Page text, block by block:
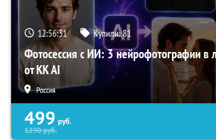
12:56:30 Купили:81
Фотосессия с ИИ: 3 нейрофотографии в
от KK AI
Россия
499 руб.
1290руб.